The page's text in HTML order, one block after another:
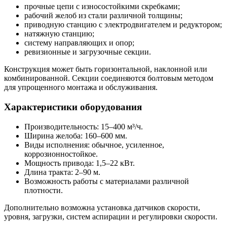
прочные цепи с износостойкими скребками;
рабочий желоб из стали различной толщины;
приводную станцию с электродвигателем и редуктором;
натяжную станцию;
систему направляющих и опор;
ревизионные и загрузочные секции.
Конструкция может быть горизонтальной, наклонной или
комбинированной. Секции соединяются болтовым методом
для упрощенного монтажа и обслуживания.
Характеристики оборудования
Производительность: 15–400 м³/ч.
Ширина желоба: 160–600 мм.
Виды исполнения: обычное, усиленное,
коррозионностойкое.
Мощность привода: 1,5–22 кВт.
Длина тракта: 2–90 м.
Возможность работы с материалами различной
плотности.
Дополнительно возможна установка датчиков скорости,
уровня, загрузки, систем аспирации и регулировки скорости.